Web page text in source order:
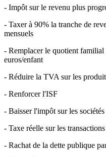
- Impôt sur le revenu plus
- Taxer à 90% la tranche de
mensuels
- Remplacer le quotient
euros/enfant
- Réduire la TVA sur les
- Renforcer l'ISF
- Baisser l'impôt sur les sociétés
- Taxe réelle sur les
- Rachat de la dette publique